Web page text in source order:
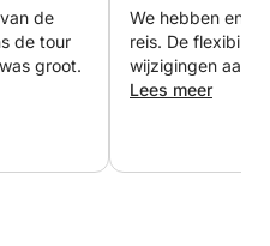
reis.
van Split, Kroatië,
heerlijke lokale
Kod Mije" in Omiš en
ook fantastische
de
de tour
groot.
We hebben
reis. De
wijzigingen aan
Lees meer